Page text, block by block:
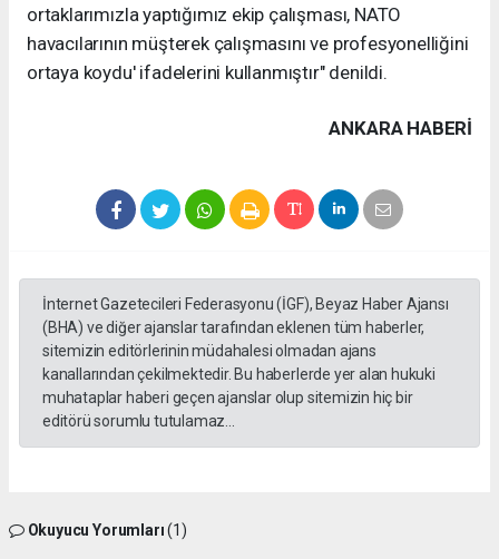
ortaklarımızla yaptığımız ekip çalışması, NATO
havacılarının müşterek çalışmasını ve profesyonelliğini
ortaya koydu' ifadelerini kullanmıştır" denildi.
ANKARA HABERİ
İnternet Gazetecileri Federasyonu (İGF), Beyaz Haber Ajansı
(BHA) ve diğer ajanslar tarafından eklenen tüm haberler,
sitemizin editörlerinin müdahalesi olmadan ajans
kanallarından çekilmektedir. Bu haberlerde yer alan hukuki
muhataplar haberi geçen ajanslar olup sitemizin hiç bir
editörü sorumlu tutulamaz...
Okuyucu Yorumları(1)